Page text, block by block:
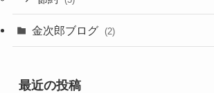
金次郎ブログ (2)
最近の投稿